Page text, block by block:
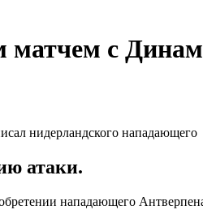
с
атаки.
нападающего